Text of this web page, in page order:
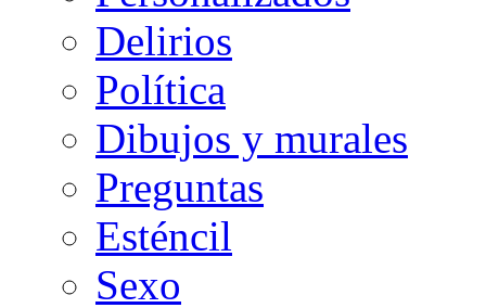
Delirios
Política
Dibujos y murales
Preguntas
Esténcil
Sexo